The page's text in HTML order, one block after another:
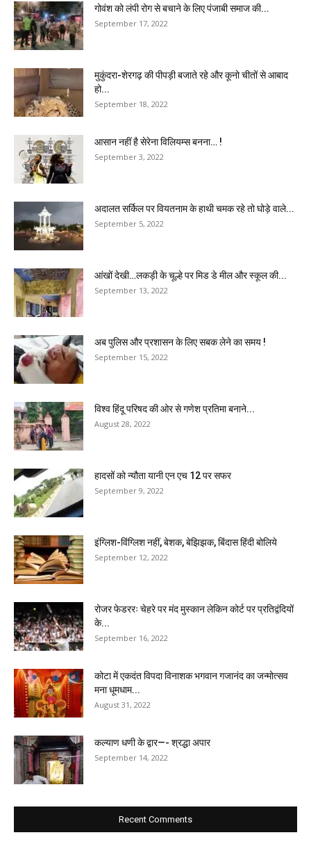
गोवंश को लंपी रोग से बचाने के लिए पंजाबी समाज की...
September 17, 2022
मुकुंदरा-शेरगढ़ की पीपड़ी बजाते रहे और कूनो चीतों से आबाद
हो...
September 18, 2022
आसान नहीं है सेरेना विलियम्स बनना… !
September 3, 2022
अदालत सर्किल पर वियतनाम के हाथी चमक रहे तो घोड़े वाले...
September 5, 2022
आंखों देखी…लकड़ी के चूल्हे पर मिड डे मील और स्कूल की...
September 13, 2022
अब पुलिस और प्रशासन के लिए सबक लेने का समय !
September 15, 2022
विश्व हिंदू परिषद की ओर से गणेश प्रतिमा बनाने...
August 28, 2022
हादसों को न्यौता यानी एन एच 12 पर सफर
September 9, 2022
इंग्लिश-विंग्लिश नहीं, बेशक, बेझिझक, बिंदास हिंदी बोलिये
September 12, 2022
रोजर फेडररः चेहरे पर मंद मुस्कान लेकिन कोर्ट पर प्रतिद्वंदियों
के...
September 16, 2022
कोटा में एकदंत विपदा विनाशक भगवान गजानंद का जन्मोत्सव
मना धूमधाम...
August 31, 2022
कल्याण धणी के द्वार—- श्रद्धा अपार
September 14, 2022
Recent Comments